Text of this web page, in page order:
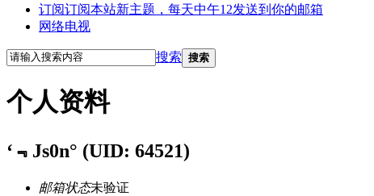
订阅订阅本站新主题，每天中午12发送到你的邮箱
网络电视
搜索 搜索
个人资料
‘﹃Js0n° (UID: 64521)
邮箱状态未验证